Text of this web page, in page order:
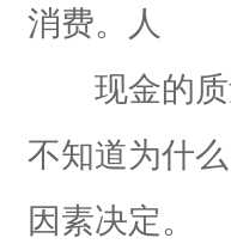
消费。人
现金的质
不知道为什
因素决定。